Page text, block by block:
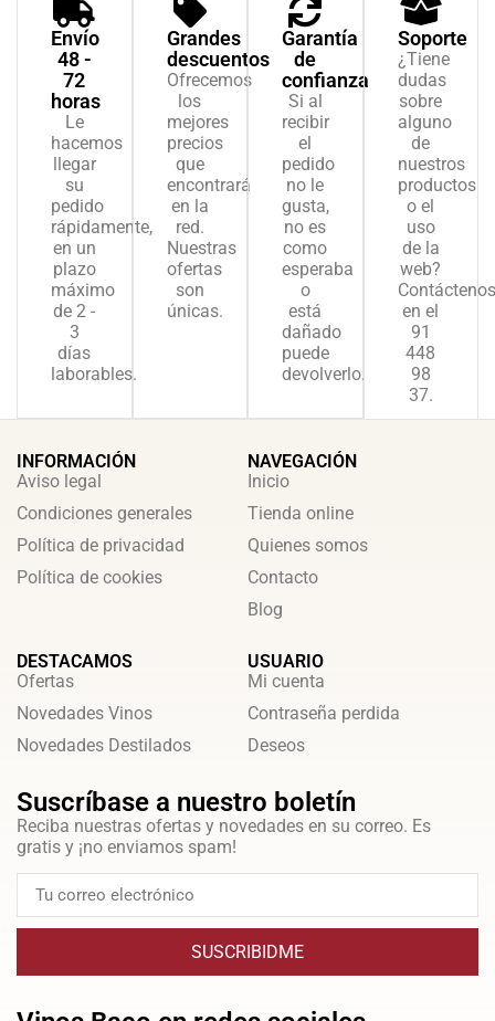
Envío
48 -
72
horas
Le
hacemos
llegar
su
pedido
rápidamente,
en un
plazo
máximo
de 2 -
3
días
laborables.
Grandes
descuentos
Ofrecemos
los
mejores
precios
que
encontrará
en la
red.
Nuestras
ofertas
son
únicas.
Garantía
de
confianza
Si al
recibir
el
pedido
no le
gusta,
no es
como
esperaba
o
está
dañado
puede
devolverlo.
Soporte
¿Tiene
dudas
sobre
alguno
de
nuestros
productos
o el
uso
de la
web?
Contáctenos
en el
91
448
98
37.
INFORMACIÓN
Aviso legal
Condiciones generales
Política de privacidad
Política de cookies
NAVEGACIÓN
Inicio
Tienda online
Quienes somos
Contacto
Blog
DESTACAMOS
Ofertas
Novedades Vinos
Novedades Destilados
USUARIO
Mi cuenta
Contraseña perdida
Deseos
Suscríbase a nuestro boletín
Reciba nuestras ofertas y novedades en su correo. Es
gratis y ¡no enviamos spam!
SUSCRIBIDME